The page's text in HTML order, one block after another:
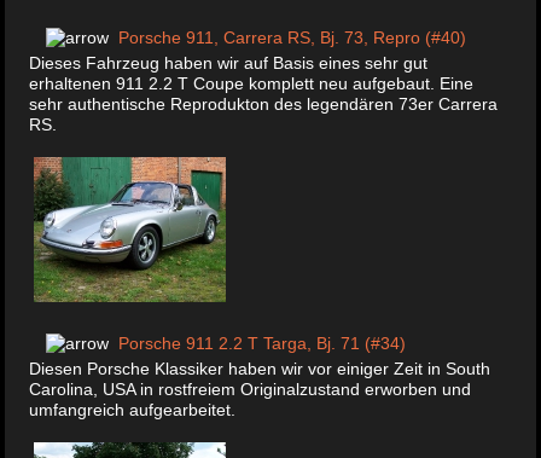
Porsche 911, Carrera RS, Bj. 73, Repro (#40)
Dieses Fahrzeug haben wir auf Basis eines sehr gut
erhaltenen 911 2.2 T Coupe komplett neu aufgebaut. Eine
sehr authentische Reprodukton des legendären 73er Carrera
RS.
Porsche 911 2.2 T Targa, Bj. 71 (#34)
Diesen Porsche Klassiker haben wir vor einiger Zeit in South
Carolina, USA in rostfreiem Originalzustand erworben und
umfangreich aufgearbeitet.